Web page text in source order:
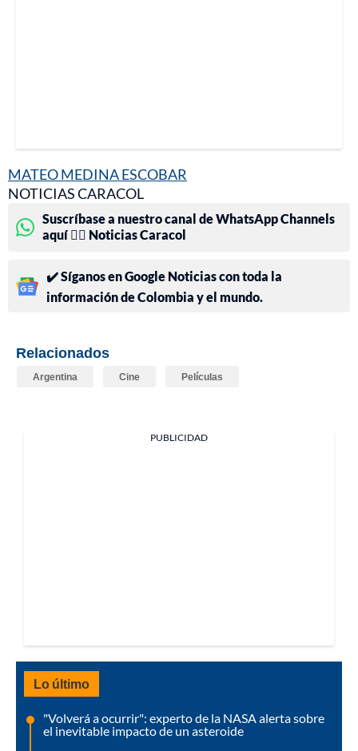
MATEO MEDINA ESCOBAR
NOTICIAS CARACOL
Suscríbase a nuestro canal de WhatsApp Channels
aquí 👉🏻 Noticias Caracol
✔️ Síganos en Google Noticias con toda la
información de Colombia y el mundo.
Relacionados
Argentina Cine Películas
PUBLICIDAD
Lo último
"Volverá a ocurrir": experto de la NASA alerta sobre
el inevitable impacto de un asteroide